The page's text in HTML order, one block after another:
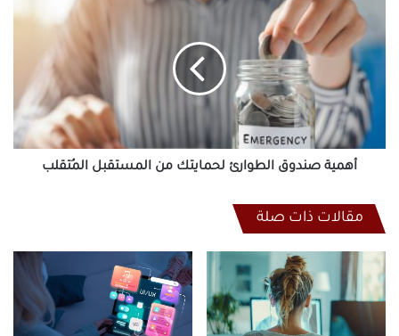
صندوق
الطوارئ
لحمايتك
المستقبل
المُتقلب
أهمية صندوق الطوارئ لحمايتك من المستقبل المُتقلب
مقالات ذات صلة